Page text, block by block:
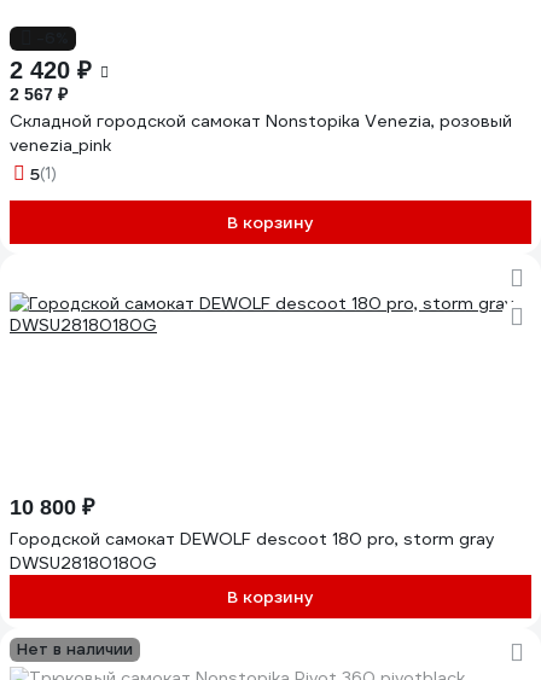
2 420 ₽
2 567 ₽
Складной городской самокат Nonstopika Venezia, розовый
venezia_pink
5(1)
В корзину
10 800 ₽
Городской самокат DEWOLF descoot 180 pro, storm gray
DWSU28180180G
В корзину
Нет в наличии